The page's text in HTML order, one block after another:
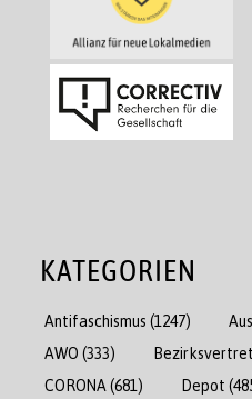
KATEGORIEN
Antifaschismus (1247)
AWO (333)
CORONA (681) Depot